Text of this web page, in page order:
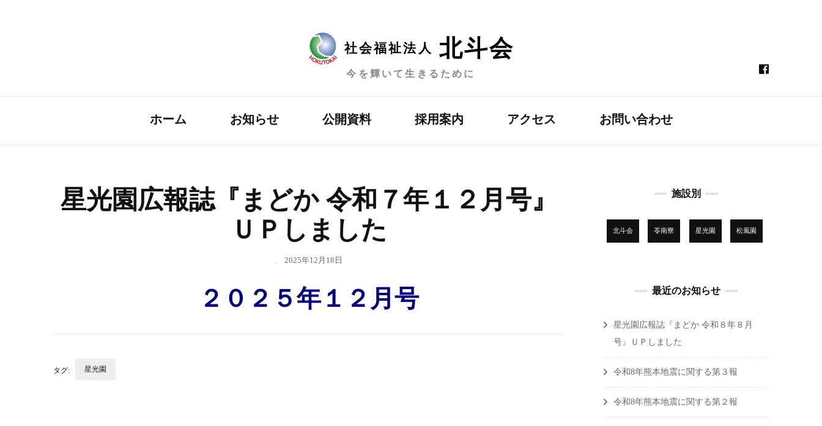
社会福祉法人 北斗会
今を輝いて生きるために
ホーム お知らせ 公開資料 採用案内 アクセス お問い合わせ
星光園広報誌『まどか 令和７年１２月号』
ＵＰしました
2025年12月18日
２０２５年１２月号
タグ: 星光園
施設別
北斗会 苓南寮 星光園 松風園
最近のお知らせ
星光園広報誌『まどか 令和８年８月
号』ＵＰしました
令和8年熊本地震に関する第３報
令和8年熊本地震に関する第２報